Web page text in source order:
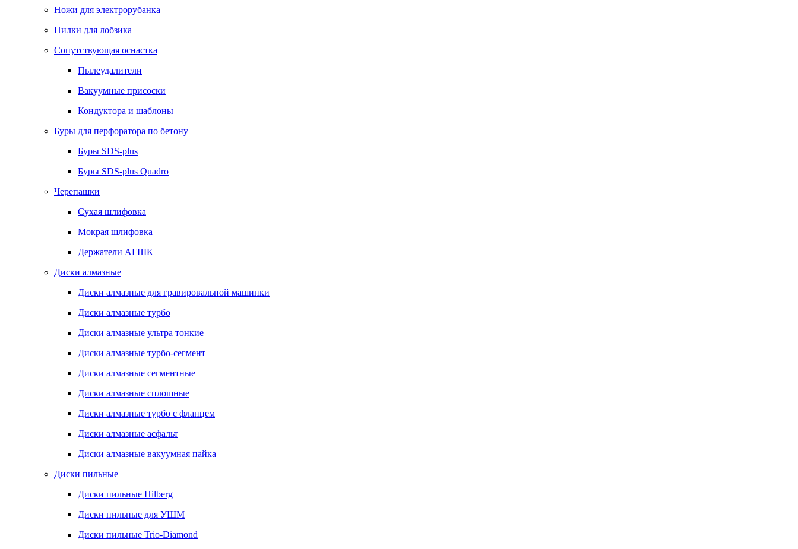
Ножи для электрорубанка
Пилки для лобзика
Сопутствующая оснастка
Пылеудалители
Вакуумные присоски
Кондуктора и шаблоны
Буры для перфоратора по бетону
Буры SDS-plus
Буры SDS-plus Quadro
Черепашки
Сухая шлифовка
Мокрая шлифовка
Держатели АГШК
Диски алмазные
Диски алмазные для гравировальной машинки
Диски алмазные турбо
Диски алмазные ультра тонкие
Диски алмазные турбо-сегмент
Диски алмазные сегментные
Диски алмазные сплошные
Диски алмазные турбо с фланцем
Диски алмазные асфальт
Диски алмазные вакуумная пайка
Диски пильные
Диски пильные Hilberg
Диски пильные для УШМ
Диски пильные Trio-Diamond